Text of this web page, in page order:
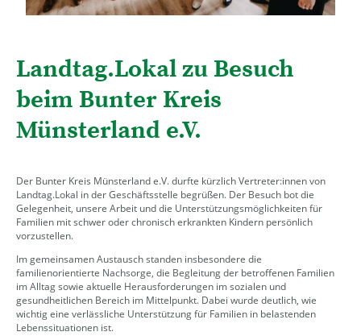
Landtag.Lokal zu Besuch
beim Bunter Kreis
Münsterland e.V.
Der Bunter Kreis Münsterland e.V. durfte kürzlich Vertreter:innen von
Landtag.Lokal in der Geschäftsstelle begrüßen. Der Besuch bot die
Gelegenheit, unsere Arbeit und die Unterstützungsmöglichkeiten für
Familien mit schwer oder chronisch erkrankten Kindern persönlich
vorzustellen.
Im gemeinsamen Austausch standen insbesondere die
familienorientierte Nachsorge, die Begleitung der betroffenen Familien
im Alltag sowie aktuelle Herausforderungen im sozialen und
gesundheitlichen Bereich im Mittelpunkt. Dabei wurde deutlich, wie
wichtig eine verlässliche Unterstützung für Familien in belastenden
Lebenssituationen ist.